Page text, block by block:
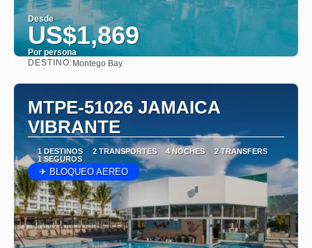
Desde
US$1,869
Por persona
DESTINO:Montego Bay
MTPE-51026 JAMAICA
VIBRANTE
1 DESTINOS 2 TRANSPORTES 4 NOCHES
2 TRANSFERS
1 SEGUROS
✈ BLOQUEO AEREO